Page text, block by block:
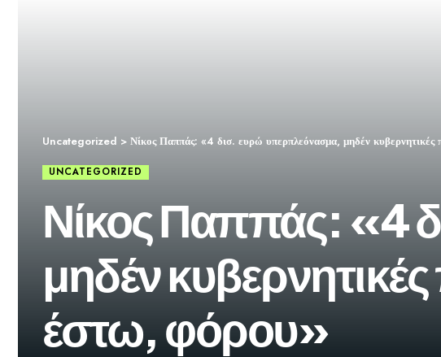
Uncategorized > Νίκος Παππάς: «4 δισ. ευρώ υπερπλεόνασμα, μηδέν κυβερνητικές
UNCATEGORIZED
Νίκος Παππάς: «4
μηδέν
έστω, φόρου»